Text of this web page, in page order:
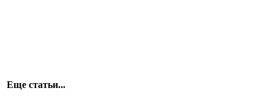
Еще статьи...